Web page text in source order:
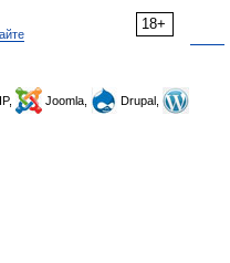
18+
Joomla,
Drupal,